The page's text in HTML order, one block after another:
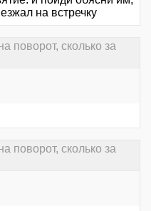
на встречку
поворот, сколько за
поворот, сколько за